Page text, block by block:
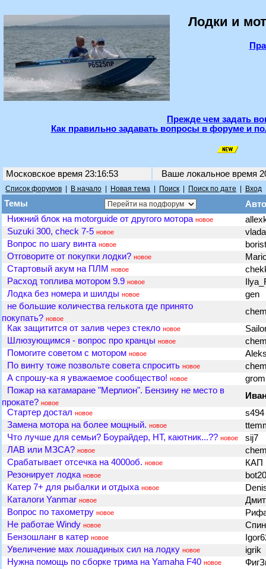
Лодки и
Прежде чем задать
Как правильно задавать вопросы в форуме и
Московское время 23:16:53 Ваше локальное время
Список форумов В начало Новая тема Поиск Поиск по дате Вход
Темы
Нижний блок на motorguide от другого мотора новое
Suzuki 300, check 7-5 новое
Вопрос по шагу винта новое
Отговорите от покупки лодки? новое
Стартовый акум на ПЛМ новое
Расход топлива мотором 9.9 новое
Лодка без номера и шилды новое
gen
не большие количества гелькота где принято
покупать? новое
Как защитится от залив через стекло новое
Шлюзующимся - вопрос про кранцы новое
Помогите советом с мотором новое
По винту тоже позвольте совета спросить новое
А спрошу-ка я уважаемое сообщество! новое
Пожар на катамаране "Мерлион". Бензину не место в
прокате? новое
Стартер достал новое
s494
Замена мотора на более мощный. новое
Что лучше для семьи? Боурайдер, НТ, каютник...?? новое
sij7
ЛАВ или МЗСА? новое
Срабатывает отсечка на 4000об. новое
КАП
Резонирует лодка новое
Катер 7+ для рыбалки и отдыха новое
Каталоги Yanmar новое
Вопрос по тахометру новое
Не работае Windy новое
Бензошланг в катер новое
Увеличение мах лошадиных сил на лодку новое
igrik
Нужна помощь по сборке трима на Yamaha F40 новое